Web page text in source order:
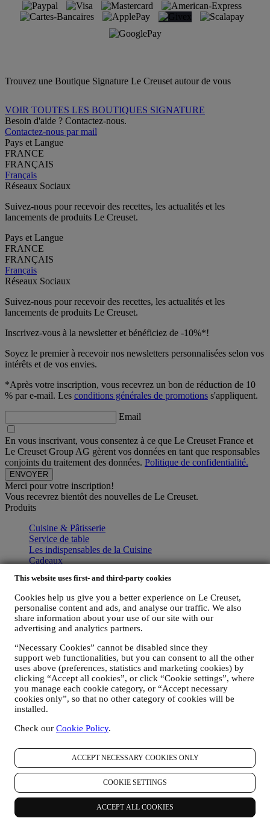
This website uses first- and third-party cookies
Cookies help us give you a better experience on Le Creuset,
personalise content and ads, and analyse our traffic. We also
share information about your use of our site with our
advertising and analytics partners.
“Necessary Cookies” cannot be disabled since they
support web functionalities, but you can consent to all the other
uses above (preferences, statistics and marketing cookies) by
clicking “Accept all cookies”, or click “Cookie settings”, where
you manage each cookie category, or “Accept necessary
cookies only”, so that no other category of cookies will be
installed.
Check our Cookie Policy.
ACCEPT NECESSARY COOKIES ONLY
COOKIE SETTINGS
ACCEPT ALL COOKIES
Trouvez une Boutique Signature Le Creuset autour de vous
VOIR TOUTES LES BOUTIQUES SIGNATURE
Besoin d'aide ? Contactez-nous.
Contactez-nous par mail
Pays et Langue
FRANCE
FRANÇAIS
Français
Réseaux Sociaux
Suivez-nous pour recevoir des recettes, les actualités et les
lancements de produits Le Creuset.
Pays et Langue
FRANCE
FRANÇAIS
Français
Réseaux Sociaux
Suivez-nous pour recevoir des recettes, les actualités et les
lancements de produits Le Creuset.
Inscrivez-vous à la newsletter et bénéficiez de -10%*!
Soyez le premier à recevoir nos newsletters personnalisées selon vos
intérêts et de vos envies.
*Après votre inscription, vous recevrez un bon de réduction de 10
% par e-mail. Les conditions générales de promotions s'appliquent.
Email
En vous inscrivant, vous consentez à ce que Le Creuset France et
Le Creuset Group AG gèrent vos données en tant que responsables
conjoints du traitement des données. Politique de confidentialité.
Merci pour votre inscription!
Vous recevrez bientôt des nouvelles de Le Creuset.
Produits
Cuisine & Pâtisserie
Service de table
Les indispensables de la Cuisine
Cadeaux
Découvrir
Recettes
Nos Histoires
Services
Concours
Carte Cadeau
À propos de Le Creuset
Notre Héritage
Notre Savoir-faire
Carrières
Index de l’égalité femmes / hommes
Assistance
Entretien et Utilisation